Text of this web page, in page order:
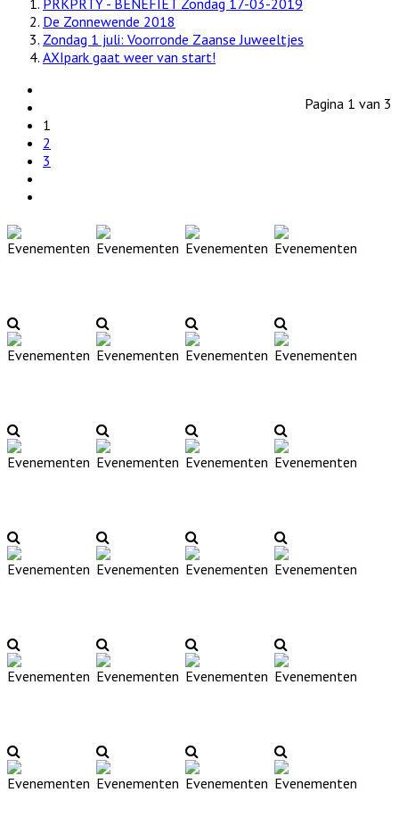
PRKPRTY - BENEFIET Zondag 17-03-2019
De Zonnewende 2018
Zondag 1 juli: Voorronde Zaanse Juweeltjes
AXIpark gaat weer van start!
Pagina 1 van 3
1
2
3